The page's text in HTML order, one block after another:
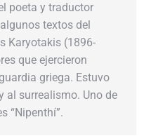
poeta y traductor
textos del
Karyotakis (1896-
que ejercieron
griega. Estuvo
al surrealismo. Uno de
“Nipenthí”.